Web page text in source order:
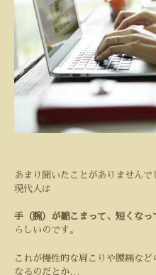
あまり聞いたことがありませんで
現代人は
手（腕）が縮こまって、短くなっ
らしいのです。
これが慢性的な肩こりや腰痛な
なるのだとか…